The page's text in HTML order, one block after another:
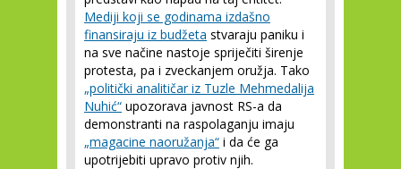
Mediji koji se godinama izdašno
finansiraju iz budžeta stvaraju paniku i
na sve načine nastoje spriječiti širenje
protesta, pa i zveckanjem oružja. Tako
„politički analitičar iz Tuzle Mehmedalija
Nuhić“ upozorava javnost RS-a da
demonstranti na raspolaganju imaju
„magacine naoružanja“ i da će ga
upotrijebiti upravo protiv njih.